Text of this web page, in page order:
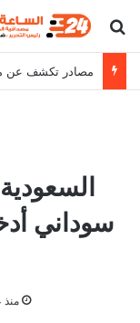
بحث عن
مصادر تكشف عن
سوداني
منذ 4 أسابيع